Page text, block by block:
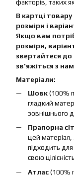
факторів, таких
В картці
розміри і
Якщо вам
розміри,
звертайтеся до
зв'яжіться з
Матеріали:
Шовк(100%
гладкий
зовнішнього
Прапорна
цей матеріал,
підходить
свою
Атлас(100%